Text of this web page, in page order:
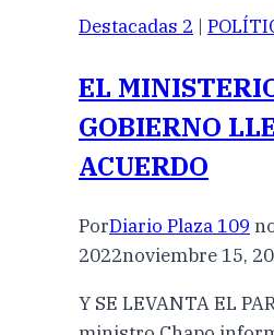
Destacadas 2 |
EL
GOBIERNO
ACUERDO
PorDiario Plaza 109
2022noviembre 15,
Y SE LEVANTA EL